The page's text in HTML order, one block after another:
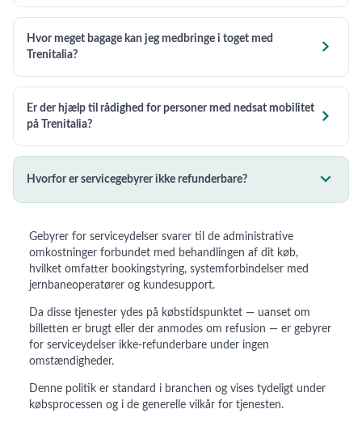
Hvor meget bagage kan jeg medbringe i toget med
Trenitalia?

Er der hjælp til rådighed for personer med nedsat mobilitet
på Trenitalia?

Hvorfor er servicegebyrer ikke refunderbare? 
Gebyrer for serviceydelser svarer til de administrative
omkostninger forbundet med behandlingen af dit køb,
hvilket omfatter bookingstyring, systemforbindelser med
jernbaneoperatører og kundesupport.
Da disse tjenester ydes på købstidspunktet — uanset om
billetten er brugt eller der anmodes om refusion — er gebyrer
for serviceydelser ikke-refunderbare under ingen
omstændigheder.
Denne politik er standard i branchen og vises tydeligt under
købsprocessen og i de generelle vilkår for tjenesten.